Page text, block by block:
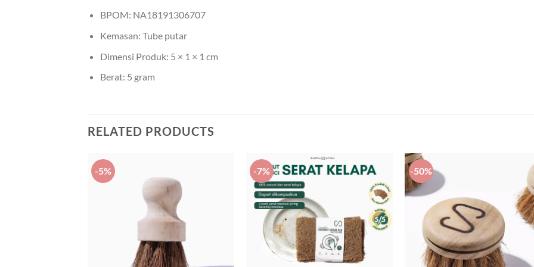
BPOM: NA18191306707
Kemasan: Tube putar
Dimensi Produk: 5 × 1 × 1 cm
Berat: 5 gram
RELATED PRODUCTS
-5% -7% -50%